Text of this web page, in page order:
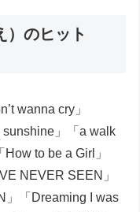
）のヒット
wanna cry」
sunshine」「a walk
to be a Girl」
NEVER SEEN」
」「Dreaming I was